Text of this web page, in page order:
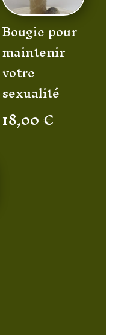
Bougie pour
maintenir
votre
sexualité
18,00€